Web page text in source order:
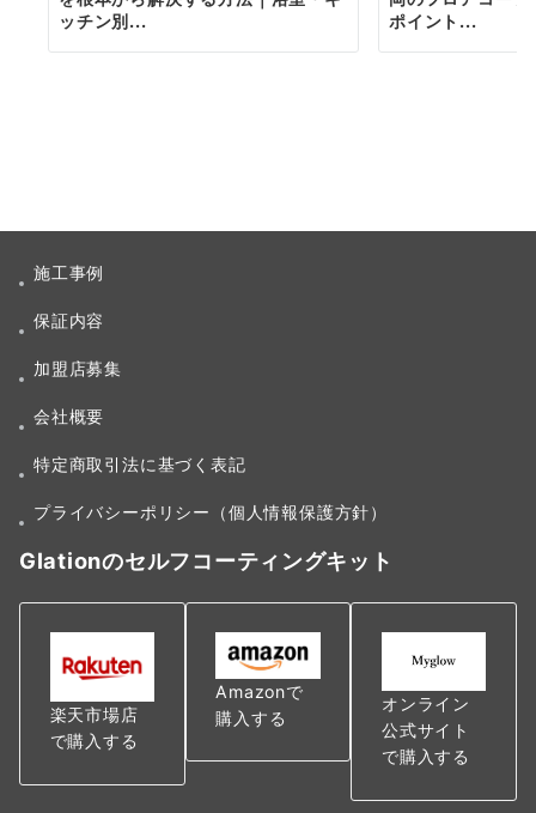
ッチン別...
ポイント...
施工事例
保証内容
加盟店募集
会社概要
特定商取引法に基づく表記
プライバシーポリシー（個人情報保護方針）
Glationのセルフコーティングキット
楽天市場店
で購入する
Amazonで
購入する
オンライン
公式サイト
で購入する